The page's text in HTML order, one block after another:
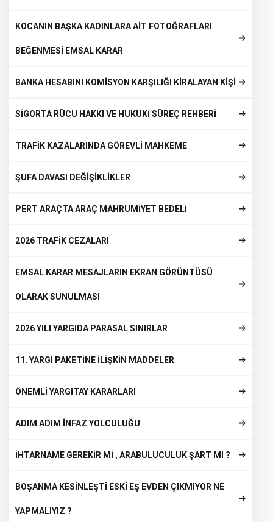
KOCANIN BAŞKA KADINLARA AİT FOTOĞRAFLARI
BEĞENMESİ EMSAL KARAR
BANKA HESABINI KOMİSYON KARŞILIĞI KİRALAYAN KİŞİ
SİGORTA RÜCU HAKKI VE HUKUKİ SÜREÇ REHBERİ
TRAFİK KAZALARINDA GÖREVLİ MAHKEME
ŞUFA DAVASI DEĞİŞİKLİKLER
PERT ARAÇTA ARAÇ MAHRUMİYET BEDELİ
2026 TRAFİK CEZALARI
EMSAL KARAR MESAJLARIN EKRAN GÖRÜNTÜSÜ
OLARAK SUNULMASI
2026 YILI YARGIDA PARASAL SINIRLAR
11. YARGI PAKETİNE İLİŞKİN MADDELER
ÖNEMLİ YARGITAY KARARLARI
ADIM ADIM İNFAZ YOLCULUĞU
İHTARNAME GEREKİR Mİ , ARABULUCULUK ŞART MI ?
BOŞANMA KESİNLEŞTİ ESKİ EŞ EVDEN ÇIKMIYOR NE
YAPMALIYIZ ?